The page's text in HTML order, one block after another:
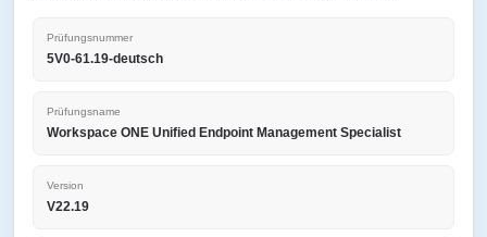
Prüfungsnummer
5V0-61.19-deutsch
Prüfungsname
Workspace ONE Unified Endpoint Management Specialist
Version
V22.19